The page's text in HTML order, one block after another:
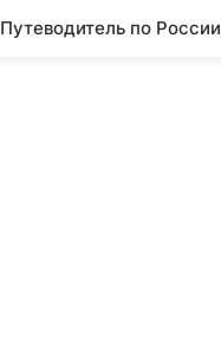
Путеводитель по России